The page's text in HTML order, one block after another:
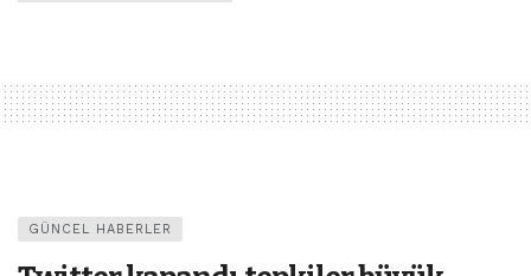
GÜNCEL HABERLER